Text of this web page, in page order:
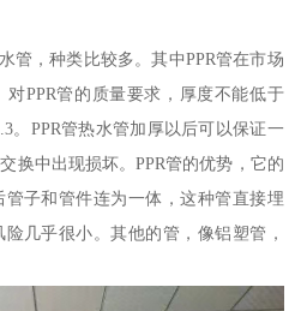
管，种类比较多。其中PPR管在市场
PPR管的质量要求，厚度不能低于
。PPR管热水管加厚以后可以保证一
换中出现损坏。PPR管的优势，它的
子和管件连为一体，这种管直接埋
几乎很小。其他的管，像铝塑管，